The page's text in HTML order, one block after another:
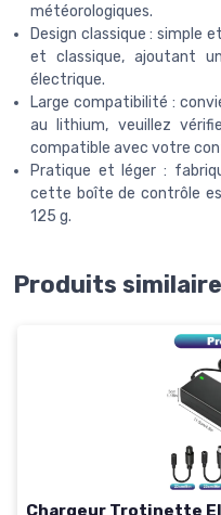
météorologiques.
Design classique : simple
et classique, ajoutant
électrique.
Large compatibilité :
au lithium, veuillez
compatible avec votre
Pratique et léger :
cette boîte de contrôle
125 g.
Produits
Chargeur Trotinette